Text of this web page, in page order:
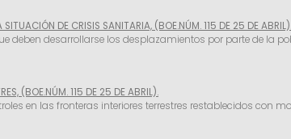
DE CRISIS SANITARIA, (BOE.NÚM. 115 DE 25 DE ABRIL).
deben desarrollarse los desplazamientos por parte de la
(BOE.NÚM. 115 DE 25 DE ABRIL).
en las fronteras interiores terrestres restablecidos con